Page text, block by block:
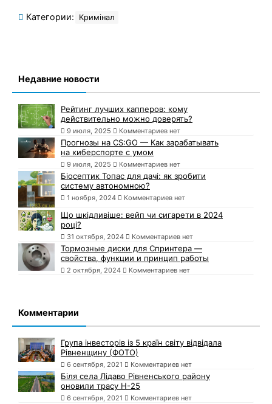
Категории: Кримінал
Недавние новости
Рейтинг лучших капперов: кому
действительно можно доверять?
9 июля, 2025 Комментариев нет
Прогнозы на CS:GO — Как зарабатывать
на киберспорте с умом
9 июля, 2025 Комментариев нет
Біосептик Топас для дачі: як зробити
систему автономною?
1 ноября, 2024 Комментариев нет
Що шкідливіше: вейп чи сигарети в 2024
році?
31 октября, 2024 Комментариев нет
Тормозные диски для Спринтера —
свойства, функции и принцип работы
2 октября, 2024 Комментариев нет
Комментарии
Група інвесторів із 5 країн світу відвідала
Рівненщину (ФОТО)
6 сентября, 2021 Комментариев нет
Біля села Лідаво Рівненського району
оновили трасу Н-25
6 сентября, 2021 Комментариев нет